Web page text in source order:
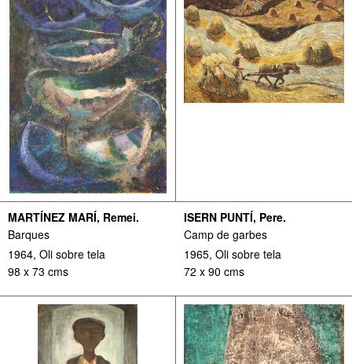
MARTÍNEZ MARÍ, Remei.
Barques
1964, Oli sobre tela
98 x 73 cms
ISERN PUNTÍ, Pere.
Camp de garbes
1965, Oli sobre tela
72 x 90 cms